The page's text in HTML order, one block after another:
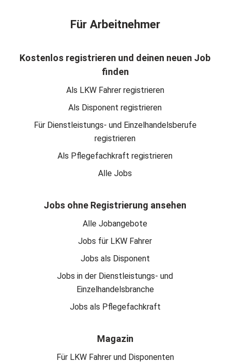
Für Arbeitnehmer
Kostenlos registrieren und deinen neuen Job
finden
Als LKW Fahrer registrieren
Als Disponent registrieren
Für Dienstleistungs- und Einzelhandelsberufe
registrieren
Als Pflegefachkraft registrieren
Alle Jobs
Jobs ohne Registrierung ansehen
Alle Jobangebote
Jobs für LKW Fahrer
Jobs als Disponent
Jobs in der Dienstleistungs- und
Einzelhandelsbranche
Jobs als Pflegefachkraft
Magazin
Für LKW Fahrer und Disponenten